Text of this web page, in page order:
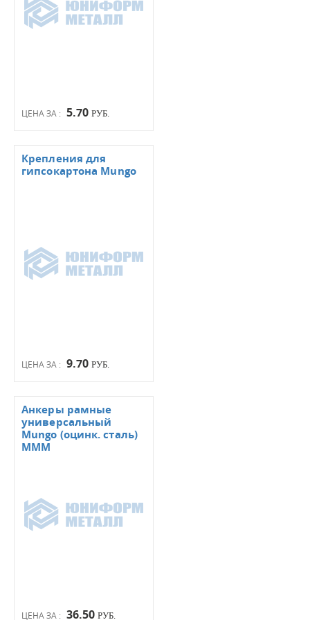
ЦЕНА ЗА : 5.70 РУБ.
ЦЕНА ЗА : 9.70 РУБ.
Крепления для
гипсокартона Mungo
ЦЕНА ЗА : 36.50 РУБ.
Анкеры рамные
универсальный
Mungo (оцинк. сталь)
МММ